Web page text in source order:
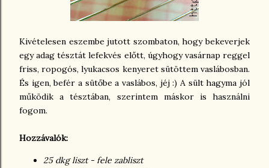
Kivételesen eszembe jutott szombaton, hogy bekeverjek
egy adag tésztát lefekvés előtt, úgyhogy vasárnap reggel
friss, ropogós, lyukacsos kenyeret sütöttem vaslábosban.
És igen, befér a sütőbe a vaslábos, jéj :) A sült hagyma jól
működik a tésztában, szerintem máskor is használni
fogom.
Hozzávalók:
25 dkg liszt - fele zabliszt